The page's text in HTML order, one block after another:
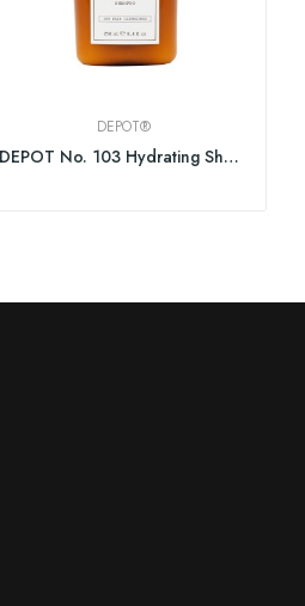
DEPOT®
DEPOT No. 103 Hydrating Shampoo